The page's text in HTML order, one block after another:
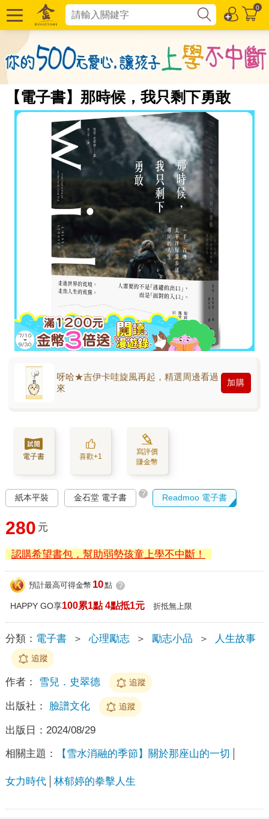
0
【電子書】那時候，我只剩下勇敢
呀哈★吉伊卡哇旋風再起，精選周邊看過
來
加購
電子書 喜歡+1
寫評價
賺金幣
紙本平裝 金石堂 電子書 ? Readmoo 電子書
280 元
認購希望書包，幫助弱勢孩童上學不中斷！
預計最高可得金幣 10點 ?
HAPPY GO享100累1點 4點抵1元 折抵無上限
分類： 電子書 ＞ 心理勵志 ＞ 勵志小品 ＞ 人生故事
追蹤
作者： 雪兒．史翠德 追蹤
出版社： 臉譜文化 追蹤
出版日： 2024/08/29
相關主題： 【雪水消融的季節】關於那座山的一切
女力時代 林郁婷的拳擊人生